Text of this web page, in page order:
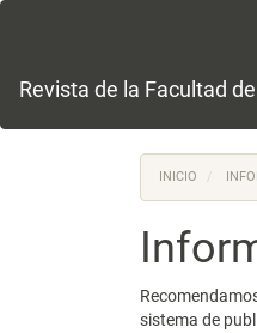
principal
lateral
Revista de la Facultad
INICIO
sistema de